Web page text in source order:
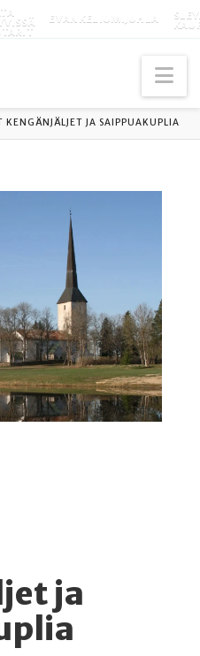
EVANKELIUMIJUHLA
KENGÄNJÄLJET JA SAIPPUAKUPLIA
ja